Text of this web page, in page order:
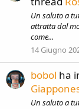
Un saluto a
attratta dal
come...
14 Giugno
bobol ha
Un saluto a